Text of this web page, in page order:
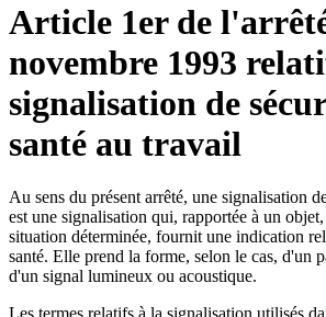
Article 1er de
novembre 1993
signalisation de
santé au travail
Au sens du présent arrêté, une signalisation
est une signalisation qui, rapportée à un
situation déterminée, fournit une indication
santé. Elle prend la forme, selon le cas, d'un
d'un signal lumineux ou acoustique.